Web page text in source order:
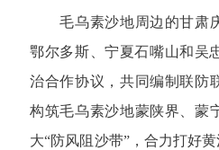
毛乌素沙地周边的甘肃
鄂尔多斯、宁夏石嘴山和吴
治合作协议，共同编制联防
构筑毛乌素沙地蒙陕界、蒙
大“防风阻沙带”，合力打好